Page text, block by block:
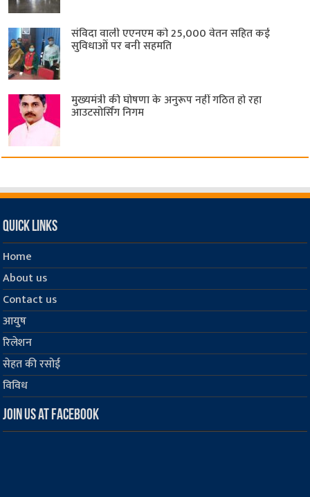
संविदा वाली एएनएम को 25,000 वेतन सहित कई
सुविधाओं पर बनी सहमति
मुख्यमंत्री की घोषणा के अनुरूप नहीं गठित हो रहा
आउटसोर्सिंग निगम
Quick Links
Home
About us
Contact us
आयुष
रिलेशन
सेहत की रसोई
विविध
Join us at Facebook